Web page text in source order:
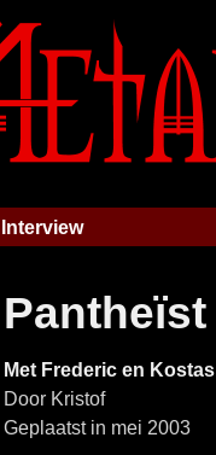
Interview
Pantheïst
Met Frederic en Kostas
Door Kristof
Geplaatst in mei 2003